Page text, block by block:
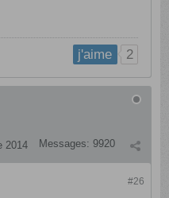
j'aime 2
2014 Messages: 9920
#26